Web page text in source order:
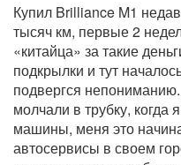
Купил Brilliance M1
тысяч км, первые 2
«китайца» за такие
подкрылки и тут
подвергся
молчали в трубку, когда
машины, меня это
автосервисы в своем